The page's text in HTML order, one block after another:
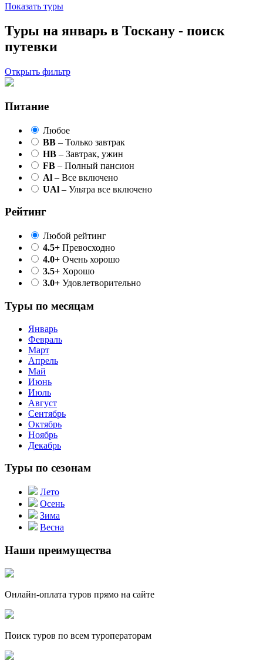
Показать туры
Туры на январь в Тоскану - поиск
путевки
Открыть фильтр
Питание
Любое
BB – Только завтрак
HB – Завтрак, ужин
FB – Полный пансион
Al – Все включено
UAl – Ультра все включено
Рейтинг
Любой рейтинг
4.5+ Превосходно
4.0+ Очень хорошо
3.5+ Хорошо
3.0+ Удовлетворительно
Туры по месяцам
Январь
Февраль
Март
Апрель
Май
Июнь
Июль
Август
Сентябрь
Октябрь
Ноябрь
Декабрь
Туры по сезонам
Лето
Осень
Зима
Весна
Наши преимущества
Онлайн-оплата туров прямо на сайте
Поиск туров по всем туроператорам